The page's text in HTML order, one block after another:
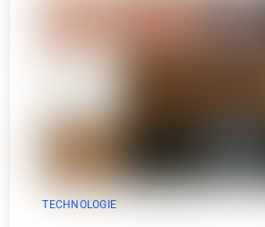
TECHNOLOGIE